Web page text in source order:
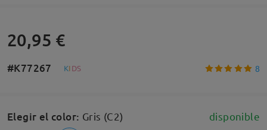
20,95 €
#K77267 KIDS 8
Elegir el color: Gris (C2) disponible